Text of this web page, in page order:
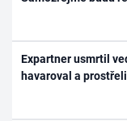
Expartner usmrtil
havaroval a